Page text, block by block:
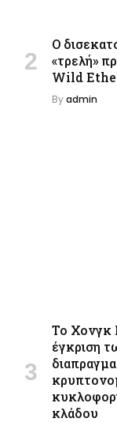
Ο
«τρελή»
Wild
Byadmin
Το Χονγκ
έγκριση
κλάδου